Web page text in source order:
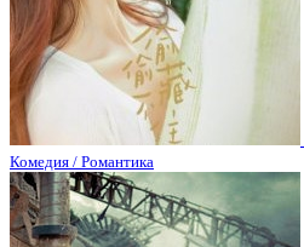
Комедия / Романтика